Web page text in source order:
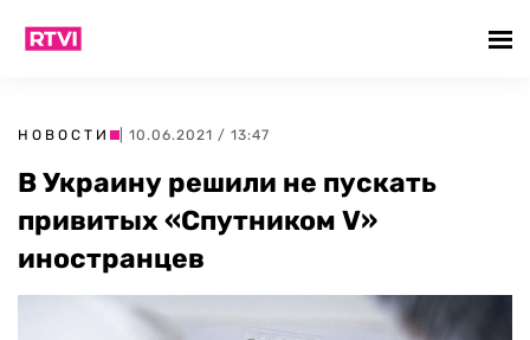
НОВОСТИ | 10.06.2021 / 13:47
В Украину решили не пускать
привитых «Спутником V»
иностранцев